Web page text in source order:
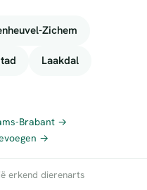
Zichem
Laakdal
Brabant →
→
erkend dierenarts